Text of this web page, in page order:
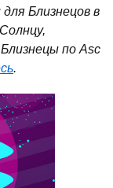
Близнецов в
по Asc
.